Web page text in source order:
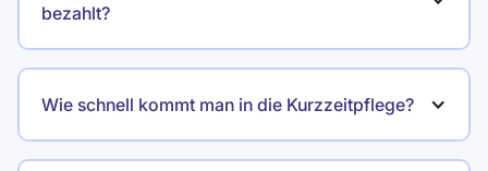
bezahlt?
Wie schnell kommt man in die Kurzzeitpflege?